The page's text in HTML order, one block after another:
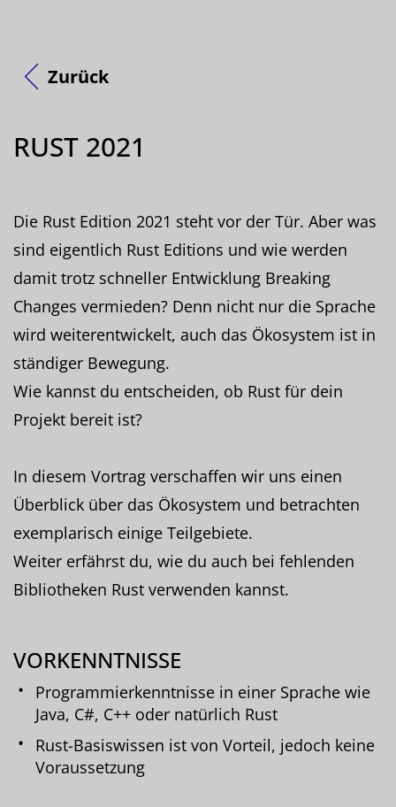
Zurück
RUST 2021
Die Rust Edition 2021 steht vor der Tür. Aber was
sind eigentlich Rust Editions und wie werden
damit trotz schneller Entwicklung Breaking
Changes vermieden? Denn nicht nur die Sprache
wird weiterentwickelt, auch das Ökosystem ist in
ständiger Bewegung.
Wie kannst du entscheiden, ob Rust für dein
Projekt bereit ist?
In diesem Vortrag verschaffen wir uns einen
Überblick über das Ökosystem und betrachten
exemplarisch einige Teilgebiete.
Weiter erfährst du, wie du auch bei fehlenden
Bibliotheken Rust verwenden kannst.
VORKENNTNISSE
Programmierkenntnisse in einer Sprache wie
Java, C#, C++ oder natürlich Rust
Rust-Basiswissen ist von Vorteil, jedoch keine
Voraussetzung